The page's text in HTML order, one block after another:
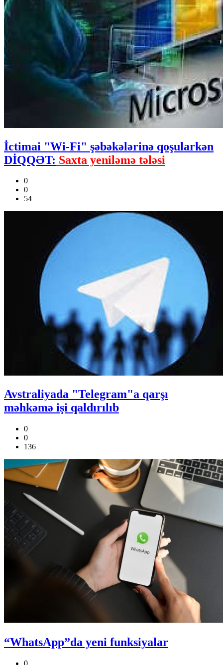
İctimai "Wi-Fi" şəbəkələrinə qoşularkən
DİQQƏT: Saxta yeniləmə tələsi
0
0
54
Avstraliyada "Telegram"a qarşı
məhkəmə işi qaldırılıb
0
0
136
“WhatsApp”da yeni funksiyalar
0